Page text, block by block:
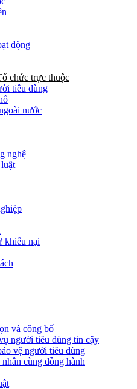
động
chức trực thuộc
tiêu dùng
nước
nghệ
khiếu nại
và công bố
người tiêu dùng tin cậy
vệ người tiêu dùng
cùng đồng hành